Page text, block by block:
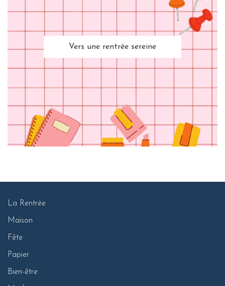
Vers une rentrée sereine
La Rentrée
Maison
Fête
Papier
Bien-être